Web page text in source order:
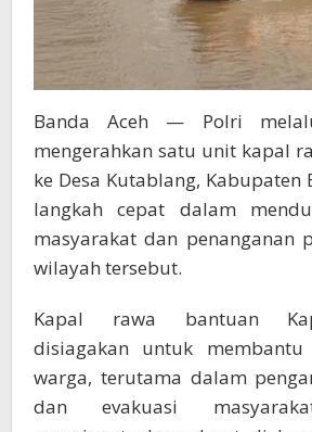
Banda Aceh — Polri
mengerahkan satu unit kapal
ke Desa Kutablang, Kabupaten
langkah cepat dalam
masyarakat dan penanganan
wilayah tersebut.
Kapal rawa bantuan
disiagakan untuk membantu
warga, terutama dalam
dan evakuasi